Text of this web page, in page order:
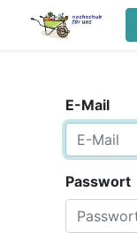
E-Mail
Passwort